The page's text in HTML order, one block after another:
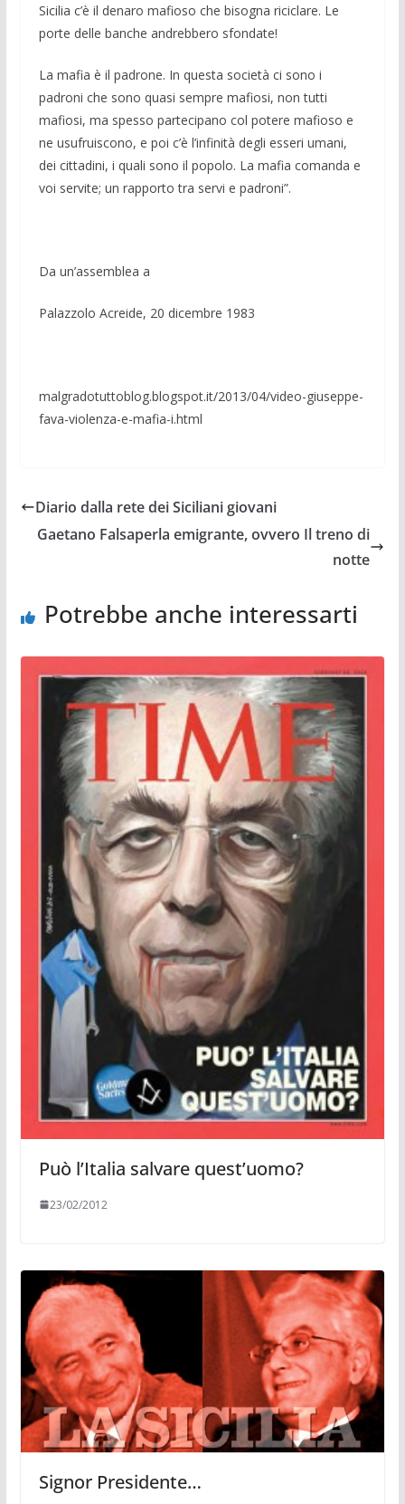
Sicilia c’è il denaro mafio­so che bisogna riciclare. Le
porte delle banche andrebbero sfondate!
La mafia è il padrone. In questa socie­tà ci sono i
padroni che sono quasi sem­pre mafiosi, non tutti
mafiosi, ma spesso partecipano col potere mafioso e
ne usu­fruiscono, e poi c’è l’infinità degli esseri umani,
dei cittadini, i quali sono il popo­lo. La mafia comanda e
voi servite; un rapporto tra servi e padroni”.
Da un’assemblea a
Palazzolo Acreide, 20 dicembre 1983
malgradotuttoblog.blogspot.it/2013/04/video-giu­seppe-
fava-violenza-e-mafia-i.html
Diario dalla rete dei Siciliani giovani
Gaetano Falsaperla emigrante, ovvero Il treno di
notte
Potrebbe anche interessarti
Può l’Italia salvare quest’uomo?
23/02/2012
Signor Presidente…